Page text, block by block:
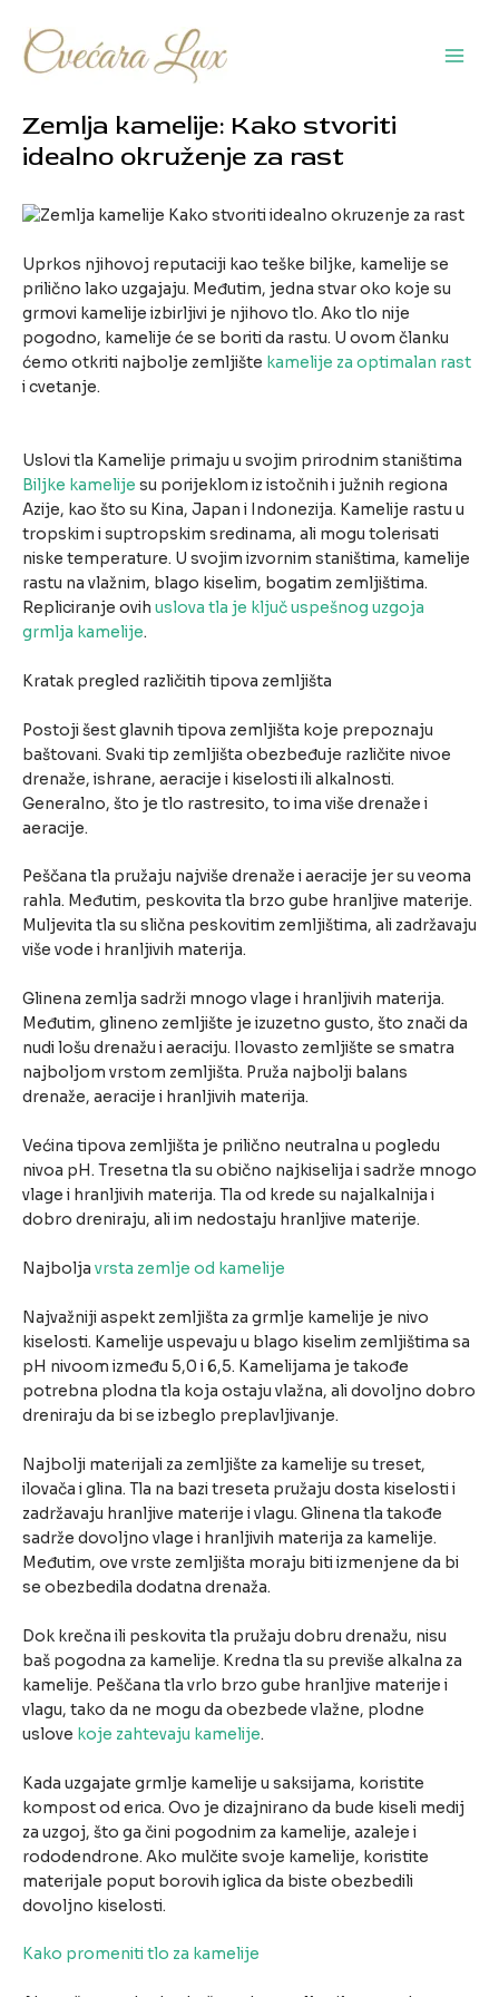
sadržaj
Zemlja kamelije: Kako stvoriti
idealno okruženje za rast
Uprkos njihovoj reputaciji kao teške biljke, kamelije se
prilično lako uzgajaju. Međutim, jedna stvar oko koje su
grmovi kamelije izbirljivi je njihovo tlo. Ako tlo nije
pogodno, kamelije će se boriti da rastu. U ovom članku
ćemo otkriti najbolje zemljište kamelije za optimalan rast
i cvetanje.
Uslovi tla Kamelije primaju u svojim prirodnim staništima
Biljke kamelije su porijeklom iz istočnih i južnih regiona
Azije, kao što su Kina, Japan i Indonezija. Kamelije rastu u
tropskim i suptropskim sredinama, ali mogu tolerisati
niske temperature. U svojim izvornim staništima, kamelije
rastu na vlažnim, blago kiselim, bogatim zemljištima.
Repliciranje ovih uslova tla je ključ uspešnog uzgoja
grmlja kamelije.
Kratak pregled različitih tipova zemljišta
Postoji šest glavnih tipova zemljišta koje prepoznaju
baštovani. Svaki tip zemljišta obezbeđuje različite nivoe
drenaže, ishrane, aeracije i kiselosti ili alkalnosti.
Generalno, što je tlo rastresito, to ima više drenaže i
aeracije.
Peščana tla pružaju najviše drenaže i aeracije jer su veoma
rahla. Međutim, peskovita tla brzo gube hranljive materije.
Muljevita tla su slična peskovitim zemljištima, ali zadržavaju
više vode i hranljivih materija.
Glinena zemlja sadrži mnogo vlage i hranljivih materija.
Međutim, glineno zemljište je izuzetno gusto, što znači da
nudi lošu drenažu i aeraciju. Ilovasto zemljište se smatra
najboljom vrstom zemljišta. Pruža najbolji balans
drenaže, aeracije i hranljivih materija.
Većina tipova zemljišta je prilično neutralna u pogledu
nivoa pH. Tresetna tla su obično najkiselija i sadrže mnogo
vlage i hranljivih materija. Tla od krede su najalkalnija i
dobro dreniraju, ali im nedostaju hranljive materije.
Najbolja vrsta zemlje od kamelije
Najvažniji aspekt zemljišta za grmlje kamelije je nivo
kiselosti. Kamelije uspevaju u blago kiselim zemljištima sa
pH nivoom između 5,0 i 6,5. Kamelijama je takođe
potrebna plodna tla koja ostaju vlažna, ali dovoljno dobro
dreniraju da bi se izbeglo preplavljivanje.
Najbolji materijali za zemljište za kamelije su treset,
ilovača i glina. Tla na bazi treseta pružaju dosta kiselosti i
zadržavaju hranljive materije i vlagu. Glinena tla takođe
sadrže dovoljno vlage i hranljivih materija za kamelije.
Međutim, ove vrste zemljišta moraju biti izmenjene da bi
se obezbedila dodatna drenaža.
Dok krečna ili peskovita tla pružaju dobru drenažu, nisu
baš pogodna za kamelije. Kredna tla su previše alkalna za
kamelije. Peščana tla vrlo brzo gube hranljive materije i
vlagu, tako da ne mogu da obezbede vlažne, plodne
uslove koje zahtevaju kamelije.
Kada uzgajate grmlje kamelije u saksijama, koristite
kompost od erica. Ovo je dizajnirano da bude kiseli medij
za uzgoj, što ga čini pogodnim za kamelije, azaleje i
rododendrone. Ako mulčite svoje kamelije, koristite
materijale poput borovih iglica da biste obezbedili
dovoljno kiselosti.
Kako promeniti tlo za kamelije